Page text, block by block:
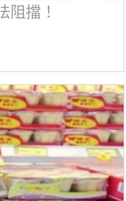
阻擋！